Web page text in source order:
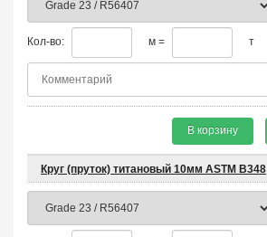
Кол-во: м = т
В корзину
Круг (пруток) титановый 10мм ASTM B348